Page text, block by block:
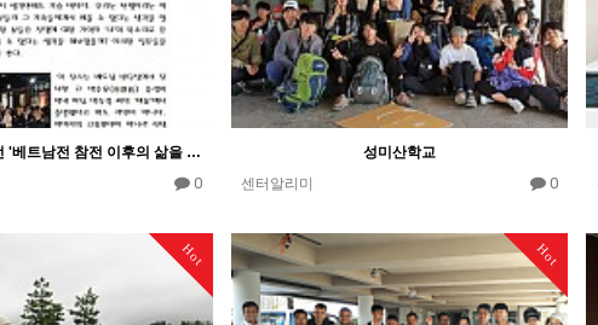
이재갑 사진 기록전 '베트남전 참전 이후의 삶을 말하다'를 다녀와서
0
성미산학교
센터알리미
0
Hot Hot